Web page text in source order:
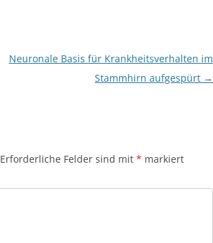
Neuronale Basis für Krankheitsverhalten im
Stammhirn aufgespürt →
Erforderliche Felder sind mit * markiert